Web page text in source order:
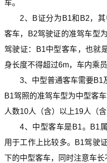
车。
2、B证分为B1和B2，
客车，B2驾驶证的准驾车型
驾驶证：B1中型客车，也就
身长度不得超过6m，车内乘
3、中型普通客车需要B1
B1驾照的准驾车型为中型客
人数10人（含）以上19人（
4、中型客车是B1。B1
用于工作上比较多。B1驾驶
下的中型客车，同时注意车